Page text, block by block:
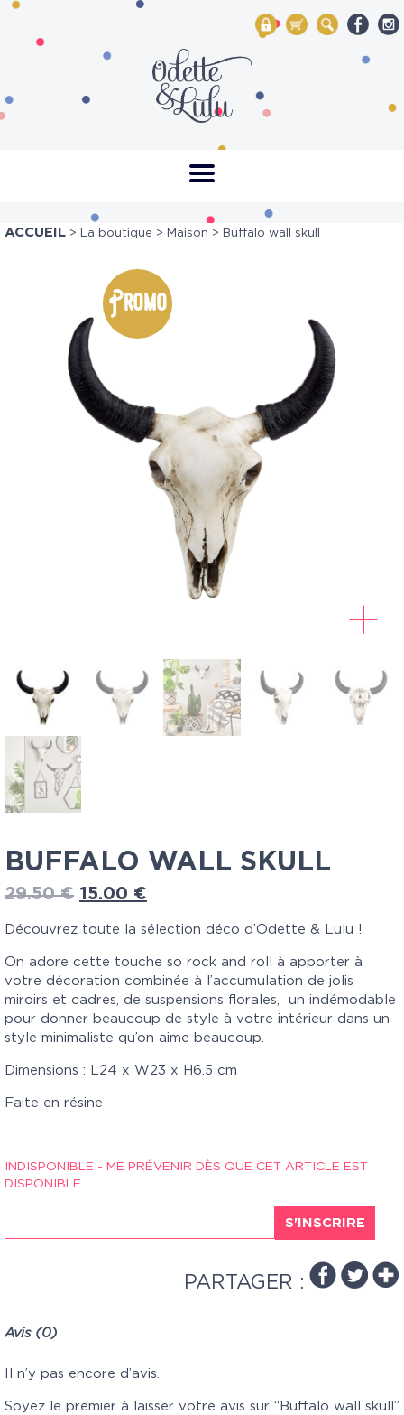
My Account
Mon panier
Rechercher
ACCUEIL > La boutique > Maison > Buffalo wall skull
Promo
BUFFALO WALL SKULL
29.50€ 15.00 €
Découvrez toute la sélection déco d’Odette & Lulu !
On adore cette touche so rock and roll à apporter à
votre décoration combinée à l’accumulation de jolis
miroirs et cadres, de suspensions florales, un indémodable
pour donner beaucoup de style à votre intérieur dans un
style minimaliste qu’on aime beaucoup.
Dimensions : L24 x W23 x H6.5 cm
Faite en résine
INDISPONIBLE - ME PRÉVENIR DÈS QUE CET ARTICLE EST
DISPONIBLE
S'INSCRIRE
PARTAGER :
Avis (0)
Il n’y pas encore d’avis.
Soyez le premier à laisser votre avis sur “Buffalo wall skull”